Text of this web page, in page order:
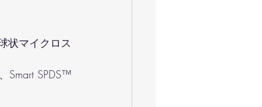
状マイクロス
Smart SPDS™